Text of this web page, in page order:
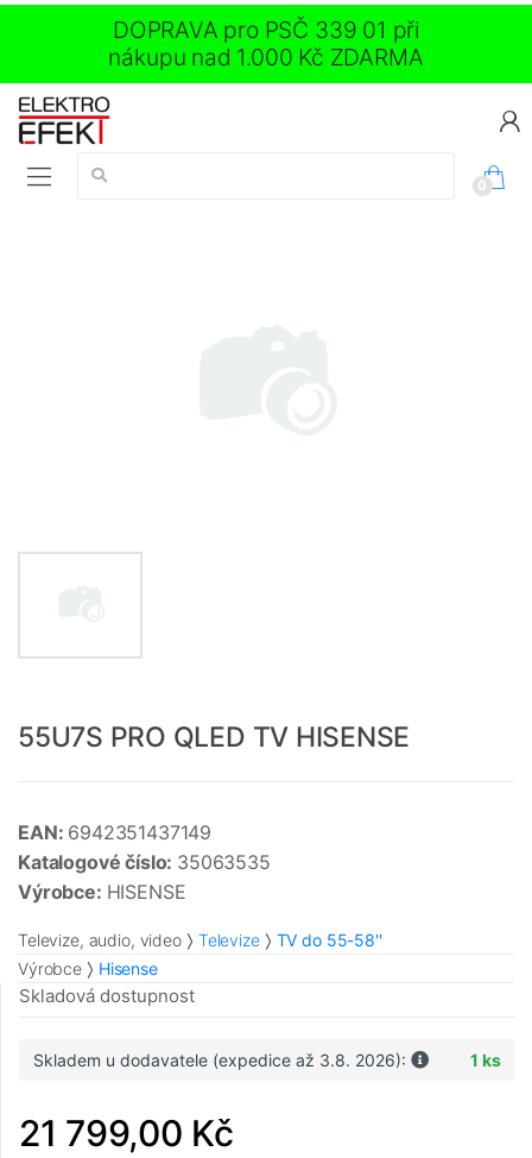
DOPRAVA pro PSČ 339 01 při
nákupu nad 1.000 Kč ZDARMA
Vyhledávání:
0
55U7S PRO QLED TV HISENSE
EAN: 6942351437149
Katalogové číslo: 35063535
Výrobce: HISENSE
Televize, audio, video Televize
TV do 55-58''
Výrobce
Hisense
Skladová dostupnost
Skladem u dodavatele (expedice až 3.8. 2026): 1 ks
21 799,00 Kč